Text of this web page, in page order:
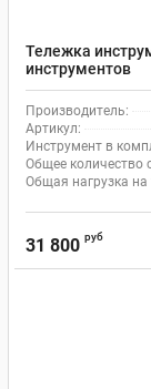
Тележка
инструментов
Производитель:
Артикул:
Инструмент в
Общее количество
Общая нагрузка на
31 800 руб